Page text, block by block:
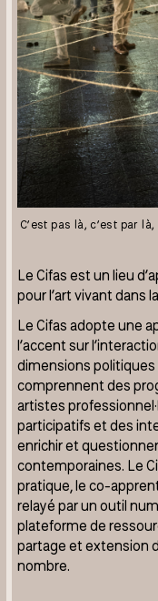
C’est pas là, c’est par
Le Cifas est un lieu
pour l’art vivant dans
Le Cifas adopte une
l’accent sur
dimensions politiques
comprennent des
artistes
participatifs et des
enrichir et
contemporaines. Le
pratique, le co-
relayé par un outil
plateforme de
partage et extension
nombre.